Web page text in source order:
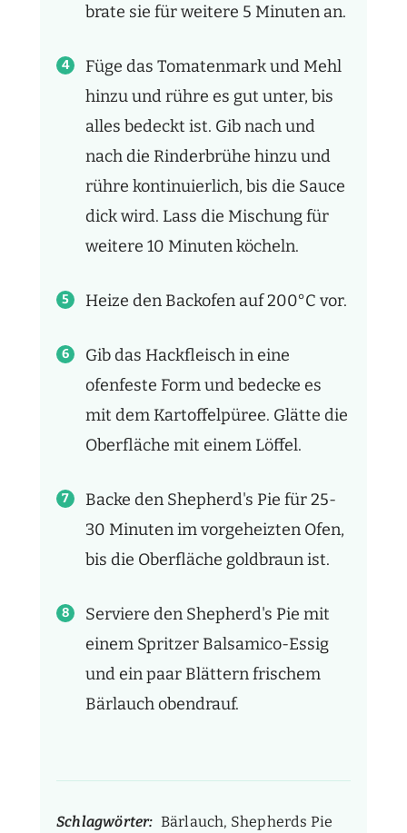
brate sie für weitere 5 Minuten an.
Füge das Tomatenmark und Mehl
hinzu und rühre es gut unter, bis
alles bedeckt ist. Gib nach und
nach die Rinderbrühe hinzu und
rühre kontinuierlich, bis die Sauce
dick wird. Lass die Mischung für
weitere 10 Minuten köcheln.
Heize den Backofen auf 200°C vor.
Gib das Hackfleisch in eine
ofenfeste Form und bedecke es
mit dem Kartoffelpüree. Glätte die
Oberfläche mit einem Löffel.
Backe den Shepherd's Pie für 25-
30 Minuten im vorgeheizten Ofen,
bis die Oberfläche goldbraun ist.
Serviere den Shepherd's Pie mit
einem Spritzer Balsamico-Essig
und ein paar Blättern frischem
Bärlauch obendrauf.
Schlagwörter: Bärlauch, Shepherds Pie